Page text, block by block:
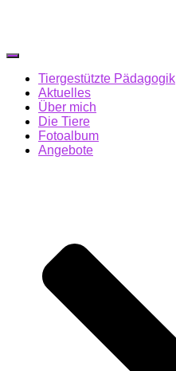
Navigation
umschalten
Tiergestützte Pädagogik
Aktuelles
Über mich
Die Tiere
Fotoalbum
Angebote